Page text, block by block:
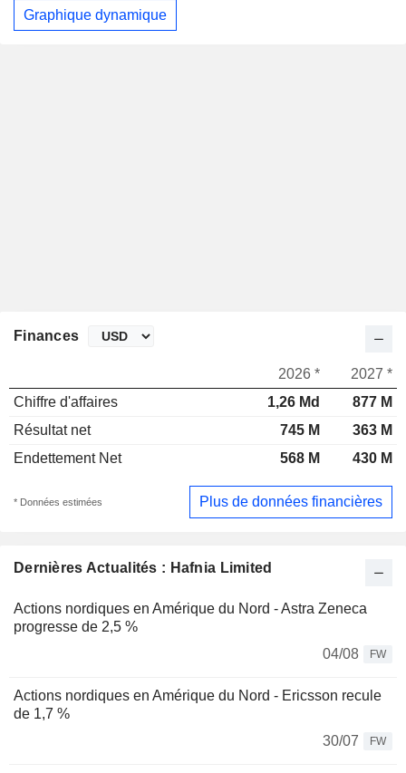
Graphique dynamique
Dernières Actualités : Hafnia Limited
Actions nordiques en Amérique du Nord - Astra Zeneca
progresse de 2,5 %
04/08
FW
Actions nordiques en Amérique du Nord - Ericsson recule
de 1,7 %
30/07
FW
Finances
2026 *
2027 *
Chiffre d'affaires
1,26 Md
877 M
Résultat net
745 M
363 M
Endettement Net
568 M 430 M
* Données estimées Plus de données financières